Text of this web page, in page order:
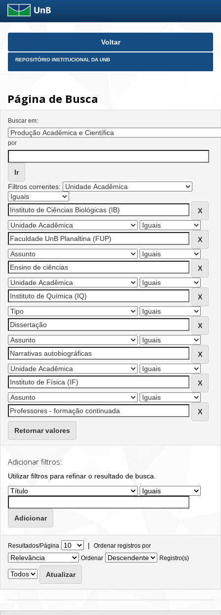
Skip
Voltar
REPOSITÓRIO INSTITUCIONAL DA UNB
Página de Busca
Buscar em:
por
Filtros correntes:
Retornar valores
Adicionar filtros:
Utilizar filtros para refinar o resultado de busca.
Resultados/Página | Ordenar registros por
Ordenar
Registro(s)